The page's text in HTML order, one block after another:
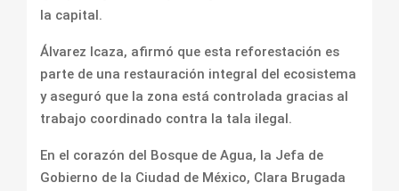
la capital.
Álvarez Icaza, afirmó que esta reforestación es
parte de una restauración integral del ecosistema
y aseguró que la zona está controlada gracias al
trabajo coordinado contra la tala ilegal.
En el corazón del Bosque de Agua, la Jefa de
Gobierno de la Ciudad de México, Clara Brugada